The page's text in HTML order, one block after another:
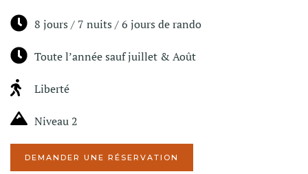
8 jours / 7 nuits / 6 jours de rando
Toute l’année sauf juillet & Août
Liberté
Niveau 2
DEMANDER UNE RÉSERVATION